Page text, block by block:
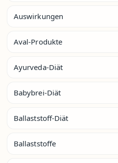
Auswirkungen
Aval-Produkte
Ayurveda-Diät
Babybrei-Diät
Ballaststoff-Diät
Ballaststoffe